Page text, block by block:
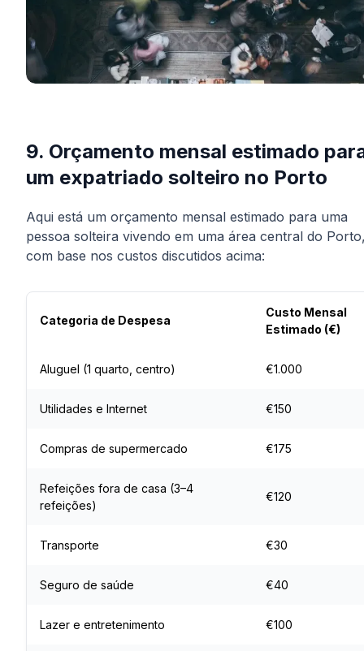
9. Orçamento mensal estimado
um expatriado solteiro no Porto
Aqui está um orçamento mensal estimado para uma
pessoa solteira vivendo em uma área central do
com base nos custos discutidos acima:
Categoria de Despesa
Custo Mensal
Estimado (€)
Aluguel (1 quarto, centro) €1.000
Utilidades e Internet €150
Compras de supermercado €175
Refeições fora de casa (3–4
refeições)
€120
Transporte €30
Seguro de saúde €40
Lazer e entretenimento €100